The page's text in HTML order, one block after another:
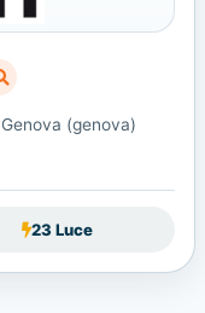
(genova)
23 Luce